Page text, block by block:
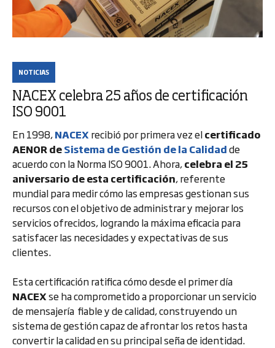
NOTICIAS
NACEX celebra 25 años de certificación
ISO 9001
En 1998,NACEX recibió por primera vez elcertificado
AENOR deSistema de Gestión de la Calidadde
acuerdo con la Norma ISO 9001. Ahora,celebra el 25
aniversario de esta certificación, referente
mundial para medir cómo las empresas gestionan sus
recursos con el objetivo de administrar y mejorar los
servicios ofrecidos, logrando la máxima eficacia para
satisfacer las necesidades y expectativas de sus
clientes.
Esta certificación ratifica cómo desde el primer día
NACEXse ha comprometido a proporcionar un servicio
de mensajería fiable y de calidad, construyendo un
sistema de gestión capaz de afrontar los retos hasta
convertir la calidad en su principal seña de identidad.